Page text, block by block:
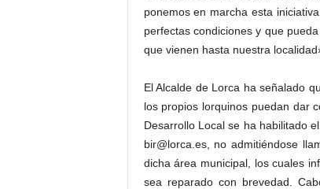
ponemos en marcha esta
perfectas condiciones y que
que vienen hasta nuestra
El Alcalde de Lorca ha señalado
los propios lorquinos puedan dar
Desarrollo Local se ha habilitado
bir@lorca.es, no admitiéndose
dicha área municipal, los cuales
sea reparado con brevedad.